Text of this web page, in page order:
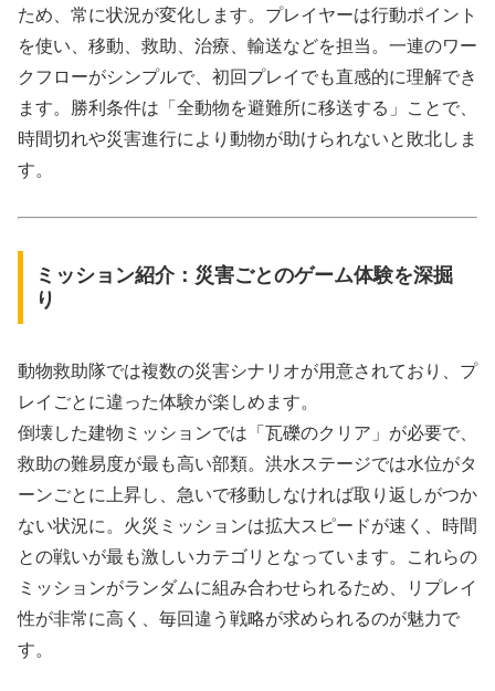
ため、常に状況が変化します。プレイヤーは行動ポイント
を使い、移動、救助、治療、輸送などを担当。一連のワー
クフローがシンプルで、初回プレイでも直感的に理解でき
ます。勝利条件は「全動物を避難所に移送する」ことで、
時間切れや災害進行により動物が助けられないと敗北しま
す。
ミッション紹介：災害ごとのゲーム体験を深掘
り
動物救助隊では複数の災害シナリオが用意されており、プ
レイごとに違った体験が楽しめます。
倒壊した建物ミッションでは「瓦礫のクリア」が必要で、
救助の難易度が最も高い部類。洪水ステージでは水位がタ
ーンごとに上昇し、急いで移動しなければ取り返しがつか
ない状況に。火災ミッションは拡大スピードが速く、時間
との戦いが最も激しいカテゴリとなっています。これらの
ミッションがランダムに組み合わせられるため、リプレイ
性が非常に高く、毎回違う戦略が求められるのが魅力で
す。